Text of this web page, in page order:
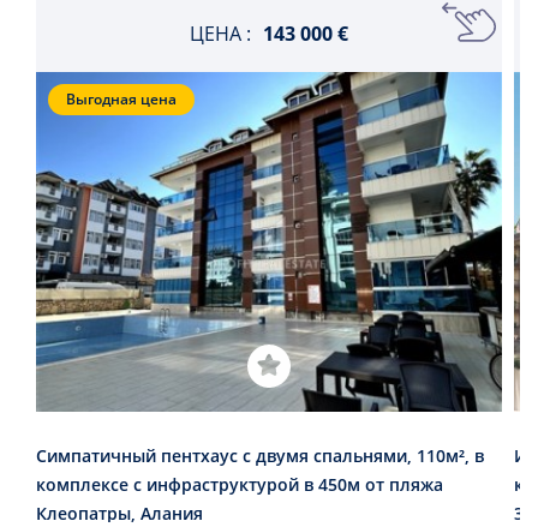
ЦЕНА : 143 000 €
Выгодная цена
Симпатичный пентхаус с двумя спальнями, 110м², в
комплексе с инфраструктурой в 450м от пляжа
Клеопатры, Алания